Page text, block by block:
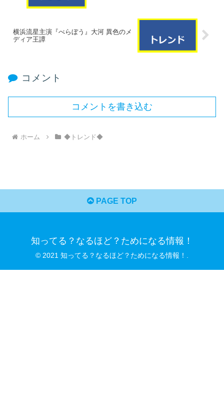
横浜流星主演『べらぼう』大河 異色のメ
ディア王譚
コメント
コメントを書き込む
ホーム ◆トレンド◆
PAGE TOP
知ってる？なるほど？ためになる情報！
© 2021 知ってる？なるほど？ためになる情報！.